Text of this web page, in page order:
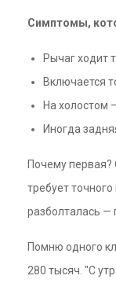
Симптомы,
Рычаг ходит
Включается
На холостом
Иногда
Почему первая?
требует
разболталась —
Помню одного
280 тысяч. "С